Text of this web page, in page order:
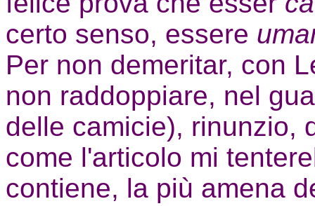
certo senso, essere
Per non demeritar, con
non raddoppiare, nel
delle camicie), rinunzio,
come l'articolo mi
contiene, la più amena